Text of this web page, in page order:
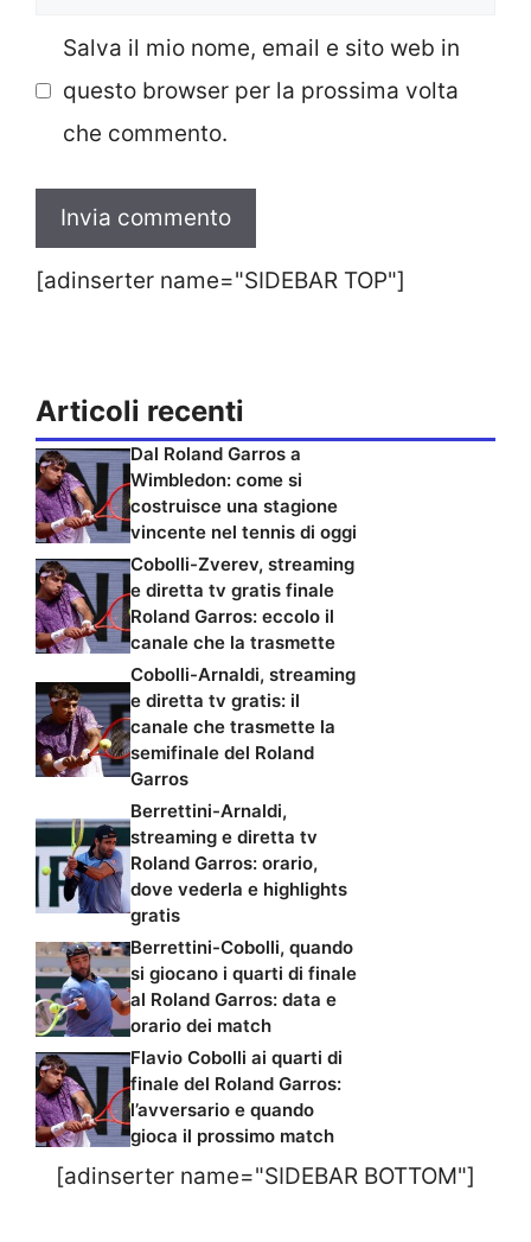
Salva il mio nome, email e sito web in
questo browser per la prossima volta
che commento.
[adinserter name="SIDEBAR TOP"]
Articoli recenti
Dal Roland Garros a
Wimbledon: come si
costruisce una stagione
vincente nel tennis di oggi
Cobolli-Zverev, streaming
e diretta tv gratis finale
Roland Garros: eccolo il
canale che la trasmette
Cobolli-Arnaldi, streaming
e diretta tv gratis: il
canale che trasmette la
semifinale del Roland
Garros
Berrettini-Arnaldi,
streaming e diretta tv
Roland Garros: orario,
dove vederla e highlights
gratis
Berrettini-Cobolli, quando
si giocano i quarti di finale
al Roland Garros: data e
orario dei match
Flavio Cobolli ai quarti di
finale del Roland Garros:
l’avversario e quando
gioca il prossimo match
[adinserter name="SIDEBAR BOTTOM"]